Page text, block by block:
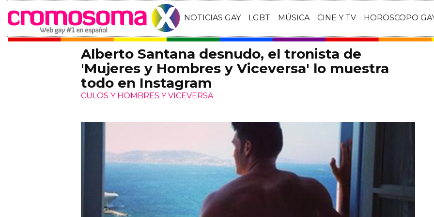
NOTICIAS GAY LGBT MÚSICA CINE Y TV HOROSCOPO
Alberto Santana desnudo, el tronista de
'Mujeres y Hombres y Viceversa' lo muestra
todo en Instagram
CULOS Y HOMBRES Y VICEVERSA